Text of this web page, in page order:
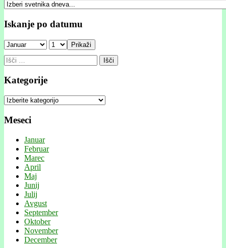
Iskanje po datumu
Prikaži
Išči:
Kategorije
Kategorije
Meseci
Januar
Februar
Marec
April
Maj
Junij
Julij
Avgust
September
Oktober
November
December